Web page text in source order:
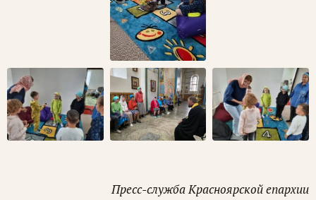
Пресс-служба Красноярской епархии